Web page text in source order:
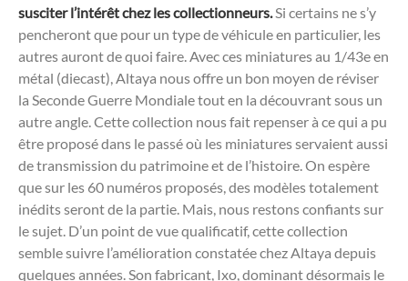
susciter l’intérêt chez les collectionneurs.Si certains ne s’y
pencheront que pour un type de véhicule en particulier, les
autres auront de quoi faire. Avec ces miniatures au 1/43e en
métal (diecast), Altaya nous offre un bon moyen de réviser
la Seconde Guerre Mondiale tout en la découvrant sous un
autre angle. Cette collection nous fait repenser à ce qui a pu
être proposé dans le passé où les miniatures servaient aussi
de transmission du patrimoine et de l’histoire. On espère
que sur les 60 numéros proposés, des modèles totalement
inédits seront de la partie. Mais, nous restons confiants sur
le sujet. D’un point de vue qualificatif, cette collection
semble suivre l’amélioration constatée chez Altaya depuis
quelques années. Son fabricant, Ixo, dominant désormais le